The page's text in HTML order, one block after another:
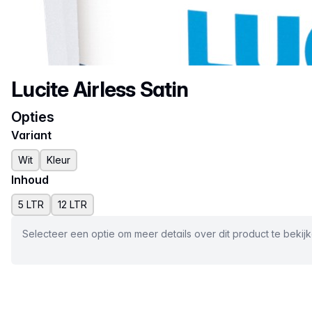
Productnaam
Lucite Airless Satin
Opties
Variant
Wit Kleur
Inhoud
5 LTR 12 LTR
Selecteer een optie om meer details over dit product te